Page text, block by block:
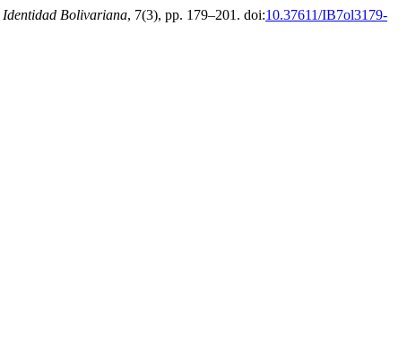
Identidad Bolivariana, 7(3), pp. 179–201. doi:10.37611/IB7ol3179-